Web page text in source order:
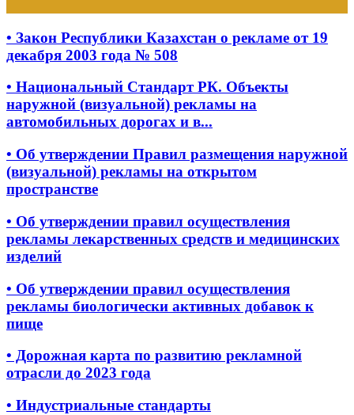
• Закон Республики Казахстан о рекламе от 19
декабря 2003 года № 508
• Национальный Стандарт РК. Объекты
наружной (визуальной) рекламы на
автомобильных дорогах и в...
• Об утверждении Правил размещения наружной
(визуальной) рекламы на открытом
пространстве
• Об утверждении правил осуществления
рекламы лекарственных средств и медицинских
изделий
• Об утверждении правил осуществления
рекламы биологически активных добавок к
пище
• Дорожная карта по развитию рекламной
отрасли до 2023 года
• Индустриальные стандарты